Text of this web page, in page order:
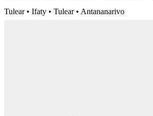
Tulear • Ifaty • Tulear • Antananarivo